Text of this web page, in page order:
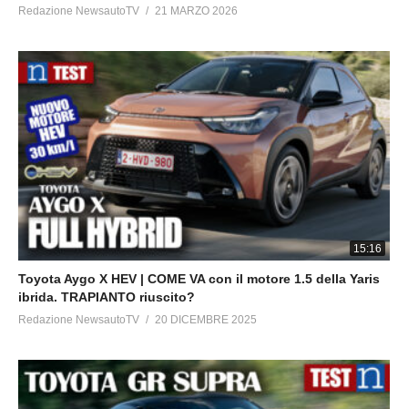
Redazione NewsautoTV 21 MARZO 2026
15:16
Toyota Aygo X HEV | COME VA con il motore 1.5 della Yaris
ibrida. TRAPIANTO riuscito?
Redazione NewsautoTV 20 DICEMBRE 2025